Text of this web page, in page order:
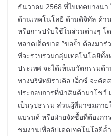
ธันวาคม 2568 ที่ไบเทคบางนา
ด้านเทคโนโลยี ด้านดิจิทัล ด้า
หรือการปรับใช้ในส่วนต่างๆ โ
พลาดเด็ดขาด ”ขอย้ำ ต้องมาร่
ที่จะรวบรวมกลุ่มเทคโนโลยีทั้
ประเทศ จะได้เห็นนวัตกรรมด้
ทางบริษัทมิราเคิล เอ็กซ์ จะคั
ประกอบการที่นำสินค้ามาโชว์
เป็นรูปธรรม ส่วนผู้ที่มาชมภาย
แบรนด์ หรือฝ่ายจัดซื้อที่ต้องก
ชมงานเพื่ออัปเดตเทคโนโลยี